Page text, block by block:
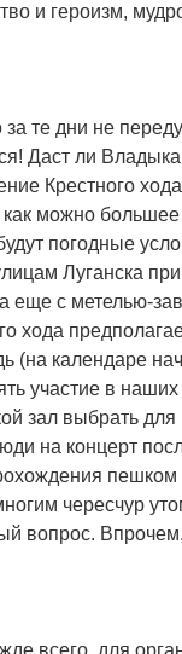
и героизм,
те дни не
Даст ли
Крестного
можно
погодные
Луганска
еще с метелью-
хода
(на календаре
участие в наших
зал выбрать для
на концерт
пешком
чересчур
вопрос.
всего, для